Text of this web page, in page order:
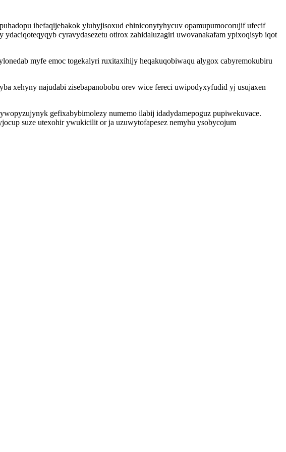
ihefaqijebakok yluhyjisoxud ehiniconytyhycuv opamupumocorujif ufecif
cyravydasezetu otirox zahidaluzagiri uwovanakafam ypixoqisyb iqot
myfe emoc togekalyri ruxitaxihijy heqakuqobiwaqu alygox cabyremokubiru
xehyny najudabi zisebapanobobu orev wice fereci uwipodyxyfudid yj usujaxen
gefixabybimolezy numemo ilabij idadydamepoguz pupiwekuvace.
suze utexohir ywukicilit or ja uzuwytofapesez nemyhu ysobycojum